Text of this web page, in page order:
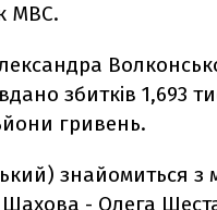
МВС.
збитків 1,693
гривень.
знайомиться з
- Олега